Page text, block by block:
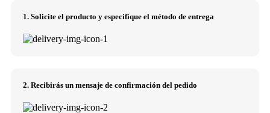
1. Solicite el producto y especifique el método de entrega
2. Recibirás un mensaje de confirmación del pedido